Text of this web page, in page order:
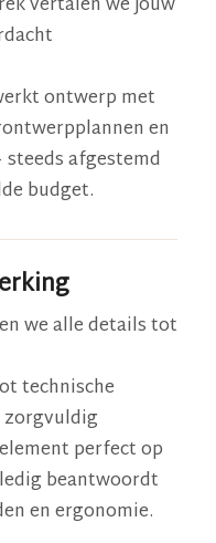
ontwerp met
en
afgestemd
budget.
we alle details tot
technische
zorgvuldig
perfect op
beantwoordt
en ergonomie.